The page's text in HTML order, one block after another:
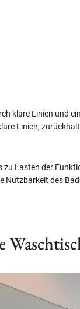
klare Linien und
Linien,
zu Lasten der
Nutzbarkeit des